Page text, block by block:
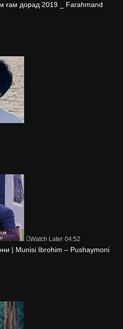
ғам дорад 2019 _ Farahmand
Watch Later 04:52
| Munisi Ibrohim – Pushaymoni